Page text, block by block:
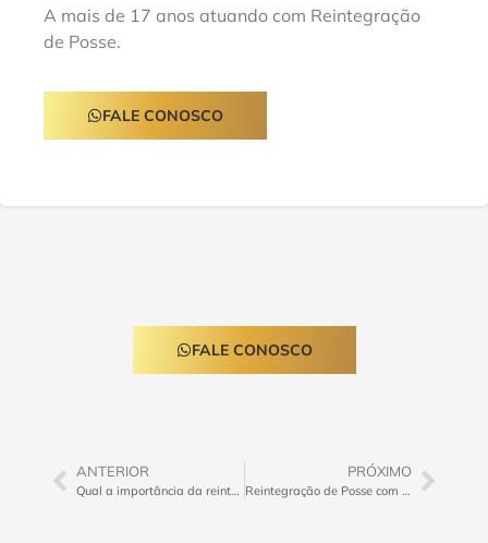
A mais de 17 anos atuando com Reintegração
de Posse.
FALE CONOSCO
FALE CONOSCO
ANTERIOR
Qual a importância da reintegração de posse para garantir a segurança jurídica dos proprietários de imóveis?
PRÓXIMO
Reintegração de Posse com Invasores: Quais os Custos Envolvidos no Processo